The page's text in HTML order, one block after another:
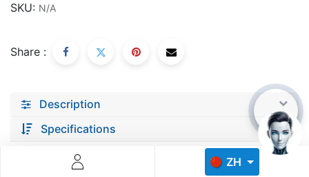
ZH
SKU: N/A
Share :
Description
Specifications
Platformă integrată pentru managementul flotei de roboți
soluție
Află mai mult